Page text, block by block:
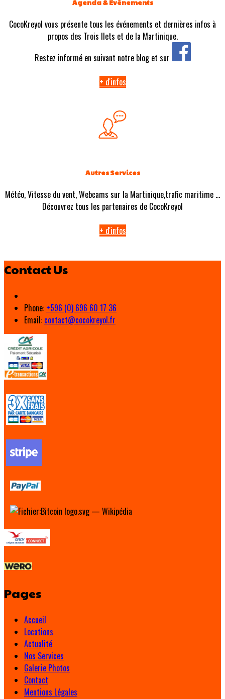
Agenda & Evénements
CocoKreyol vous présente tous les événements et dernières infos à
propos des Trois Ilets et de la Martinique.
Restez informé en suivant notre blog et sur
+ d'infos
Autres Services
Météo, Vitesse du vent, Webcams sur la Martinique,trafic maritime ...
Découvrez tous les partenaires de CocoKreyol
+ d'infos
Contact Us
Phone: +596 (0) 696 60 17 36
Email: contact@cocokreyol.fr
Pages
Accueil
Locations
Actualité
Nos Services
Galerie Photos
Contact
Mentions Légales